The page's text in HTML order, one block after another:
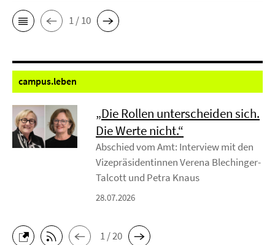
1 / 10
campus.leben
„Die Rollen unterscheiden sich.
Die Werte nicht.“
Abschied vom Amt: Interview mit den
Vizepräsidentinnen Verena Blechinger-
Talcott und Petra Knaus
28.07.2026
1 / 20